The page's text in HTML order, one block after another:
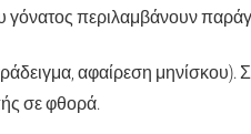
γόνατος περιλαμβάνουν
αφαίρεση μηνίσκου).
σε φθορά.